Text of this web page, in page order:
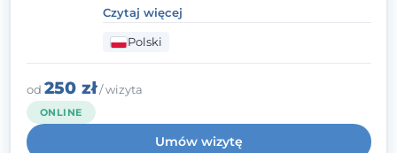
szkolenia na psychoterapeutę
systemowego. Posiadam status członka
nadzwyczajnego Wielkopolskiego
TowarzystwaTerapii Systemowejoraz
należę do Polskiego Towarzystwa
pierwszym miejscu stawiam budowanie
atmosfery bezpieczeństwa i zrozumienia w
Czytaj więcej
Polski
od 250 zł/ wizyta
ONLINE
Umów wizytę